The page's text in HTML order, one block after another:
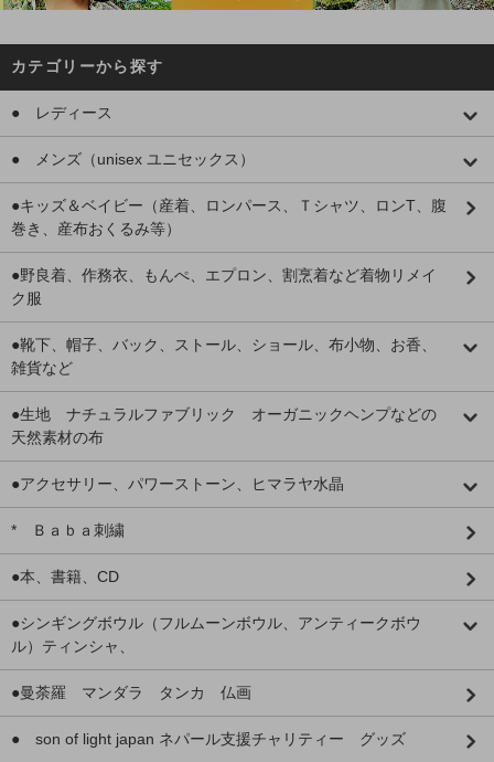
カテゴリーから探す
● レディース
● メンズ（unisex ユニセックス）
●キッズ＆ベイビー（産着、ロンパース、Ｔシャツ、ロンT、腹
巻き、産布おくるみ等）
●野良着、作務衣、もんぺ、エプロン、割烹着など着物リメイ
ク服
●靴下、帽子、バック、ストール、ショール、布小物、お香、
雑貨など
●生地 ナチュラルファブリック オーガニックヘンプなどの
天然素材の布
●アクセサリー、パワーストーン、ヒマラヤ水晶
* Ｂａｂａ刺繍
●本、書籍、CD
●シンギングボウル（フルムーンボウル、アンティークボウ
ル）ティンシャ、
●曼荼羅 マンダラ タンカ 仏画
● son of light japan ネパール支援チャリティー グッズ